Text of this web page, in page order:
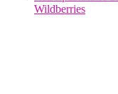
Wildberries